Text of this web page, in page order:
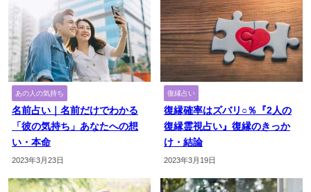
あの人の気持ち
名前占い｜名前だけでわかる
「彼の気持ち」あなたへの想
い・本命
2023年3月23日
復縁占い
復縁確率はズバリ○％『2人の
復縁霊視占い』復縁のきっか
け・結論
2023年3月19日